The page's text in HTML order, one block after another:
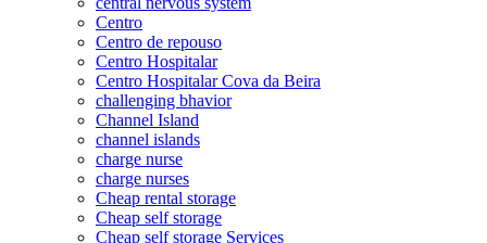
Centro
Centro de repouso
Centro Hospitalar
Centro Hospitalar Cova da Beira
challenging bhavior
Channel Island
channel islands
charge nurse
charge nurses
Cheap rental storage
Cheap self storage
Cheap self storage Services